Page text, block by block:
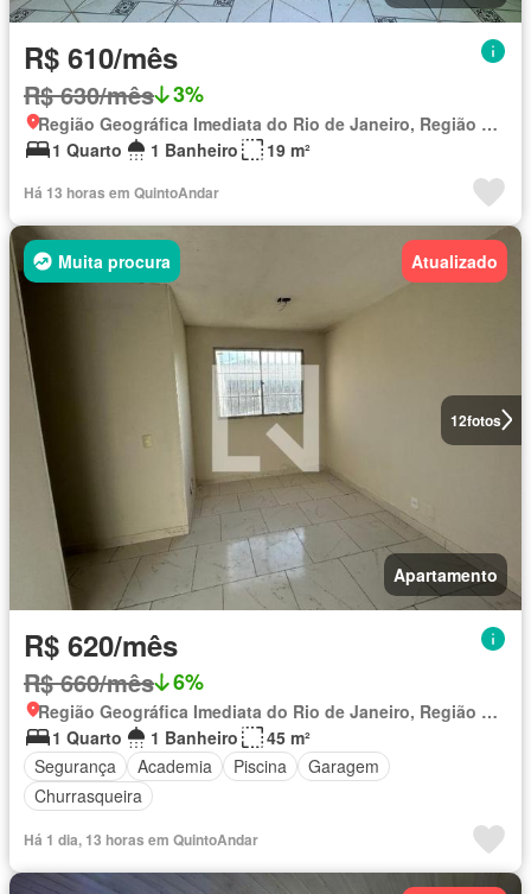
R$ 610/mês
R$ 630/mês 3%
Região Geográfica Imediata do Rio de Janeiro, Região Metropolitana do Rio de Janeiro
1 Quarto
1 Banheiro 19 m²
Há 13 horas em QuintoAndar
12fotos
Muita procura Atualizado
Apartamento
R$ 620/mês
R$ 660/mês 6%
Região Geográfica Imediata do Rio de Janeiro, Região Metropolitana do Rio de Janeiro
1 Quarto
1 Banheiro
45 m²
Segurança
Academia Piscina
Garagem
Churrasqueira
Há 1 dia, 13 horas em QuintoAndar